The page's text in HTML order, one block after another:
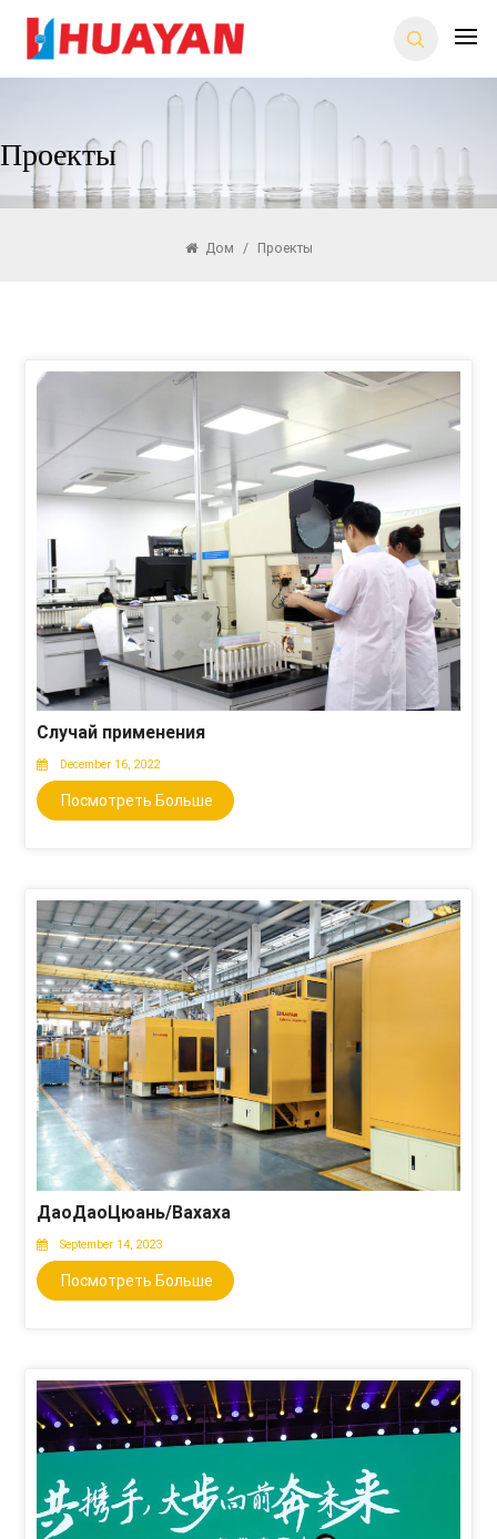
Проекты
Дом / Проекты
Случай применения
December 16, 2022
Посмотреть Больше
ДаоДаоЦюань/Вахаха
September 14, 2023
Посмотреть Больше